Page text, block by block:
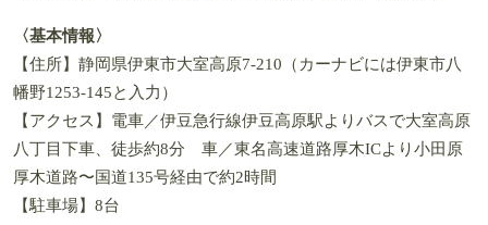
〈基本情報〉
【住所】静岡県伊東市大室高原7-210（カーナビには伊東市八
幡野1253-145と入力）
【アクセス】電車／伊豆急行線伊豆高原駅よりバスで大室高原
八丁目下車、徒歩約8分 車／東名高速道路厚木ICより小田原
厚木道路〜国道135号経由で約2時間
【駐車場】8台